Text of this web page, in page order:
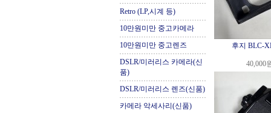
Retro (LP,시계 등)
10만원미만 중고카메라
10만원미만 중고렌즈
DSLR/미러리스 카메라(신
품)
DSLR/미러리스 렌즈(신품)
카메라 악세사리(신품)
후지 BLC-
40,000